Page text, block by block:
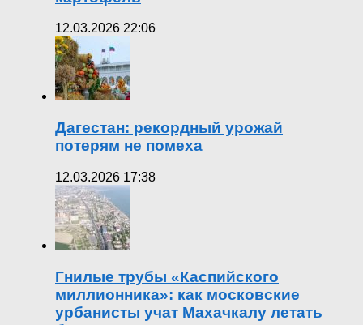
12.03.2026 22:06
Дагестан: рекордный урожай
потерям не помеха
12.03.2026 17:38
Гнилые трубы «Каспийского
миллионника»: как московские
урбанисты учат Махачкалу летать